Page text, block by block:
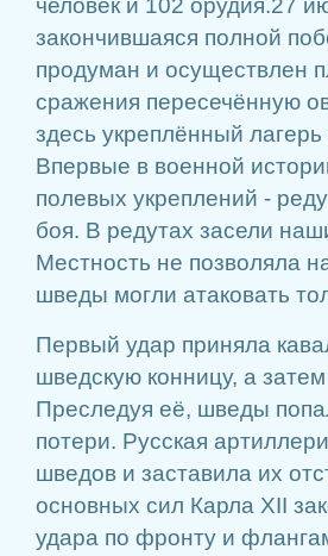
человек и 102 орудия.27
закончившаяся полной
продуман и осуществлен
сражения пересечённую
здесь укреплённый
Впервые в военной
полевых укреплений -
боя. В редутах засели
Местность не позволяла
шведы могли атаковать
Первый удар приняла
шведскую конницу, а
Преследуя её, шведы
потери. Русская
шведов и заставила их
основных сил Карла XII
удара по фронту и